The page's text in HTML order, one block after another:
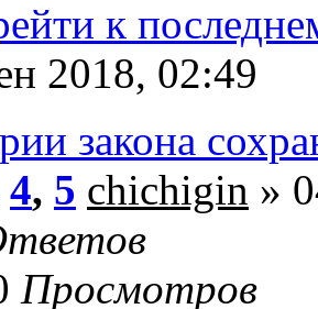
2018, 02:49
закона
4, 5 chichigin »
Просмотров